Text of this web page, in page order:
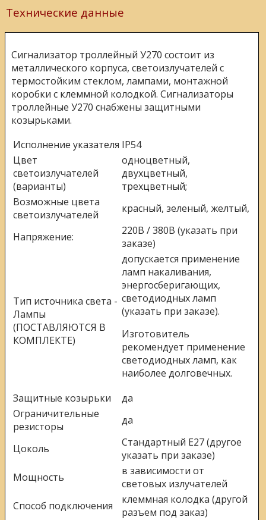
Технические данные
Сигнализатор троллейный У270 состоит из
металлического корпуса, светоизлучателей с
термостойким стеклом, лампами, монтажной
коробки с клеммной колодкой. Сигнализаторы
троллейные У270 снабжены защитными
козырьками.
Исполнение указателя IP54
Цвет
светоизлучателей
(варианты)
одноцветный,
двухцветный,
трехцветный;
Возможные цвета
светоизлучателей
красный, зеленый, желтый,
Напряжение:
220В / 380В (указать при
заказе)
Тип источника света -
Лампы
(ПОСТАВЛЯЮТСЯ В
КОМПЛЕКТЕ)
допускается применение
ламп накаливания,
энергосберигающих,
светодиодных ламп
(указать при заказе).
Изготовитель
рекомендует применение
светодиодных ламп, как
наиболее долговечных.
Защитные козырьки
да
Ограничительные
резисторы
да
Цоколь
Стандартный Е27 (другое
указать при заказе)
Мощность
в зависимости от
световых излучателей
Способ подключения
клеммная колодка (другой
разъем под заказ)